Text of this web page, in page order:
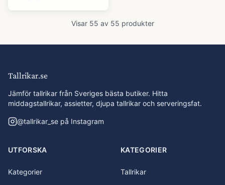
Visar 55 av 55 produkter
Tallrikar.se
Jämför tallrikar från Sveriges bästa butiker. Hitta
middagstallrikar, assietter, djupa tallrikar och serveringsfat.
@tallrikar_se på Instagram
UTFORSKA
Kategorier
KATEGORIER
Tallrikar